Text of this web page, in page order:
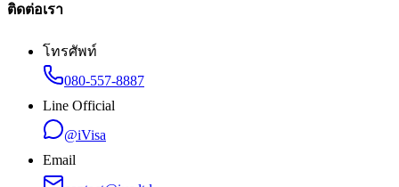
ติดต่อเรา
โทรศัพท์
080-557-8887
Line Official
@iVisa
Email